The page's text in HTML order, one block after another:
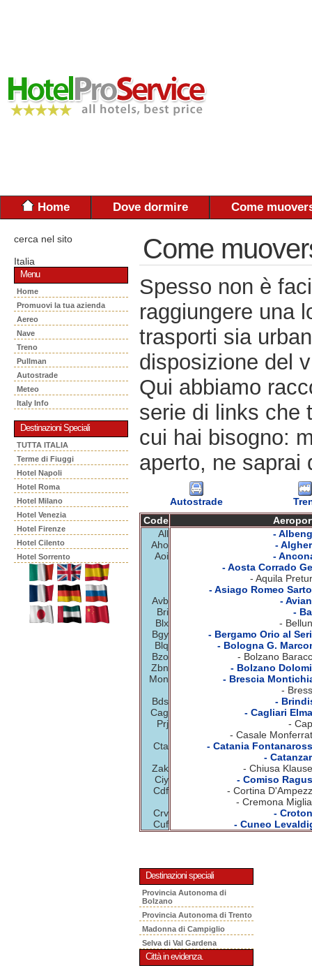
Home Dove dormire Come
cerca nel sito
Italia
Menu
Home
Promuovi la tua azienda
Aereo
Nave
Treno
Pullman
Autostrade
Meteo
Italy Info
Destinazioni Speciali
TUTTA ITALIA
Terme di Fiuggi
Hotel Napoli
Hotel Roma
Hotel Milano
Hotel Venezia
Hotel Firenze
Hotel Cilento
Hotel Sorrento
Come
Spesso non è
raggiungere una
trasporti sia
disposizione del
Qui abbiamo
serie di links che
cui hai bisogno:
aperto, ne saprai
Autostrade
Code
All
Aho
Aoi
Avb
Bri
Blx
Bgy
Blq
Bzo
Zbn
Mon
Bds
Cag
Prj
Cta
Zak
Ciy
Cdf
Crv
Cuf
-
-
-
- Aosta Corrado
- Aquila
- Asiago Romeo
-
-
-
- Bergamo Orio al
- Bologna G.
- Bolzano
- Bolzano
- Brescia
-
-
- Cagliari
-
- Casale
- Catania
-
- Chiusa
- Comiso
- Cortina
- Cremona
-
- Cuneo
Destinazioni speciali
Provincia Autonoma di
Bolzano
Provincia Autonoma di Trento
Madonna di Campiglio
Selva di Val Gardena
Città in evidenza.